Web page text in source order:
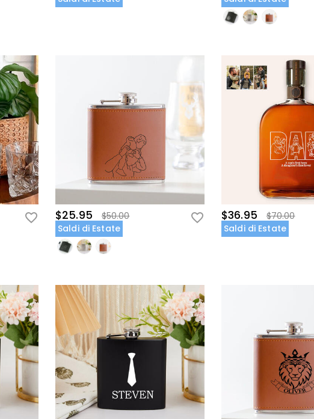
$25.95
$50.00
Saldi di Estate
$36.95
$70.00
Saldi di Estate